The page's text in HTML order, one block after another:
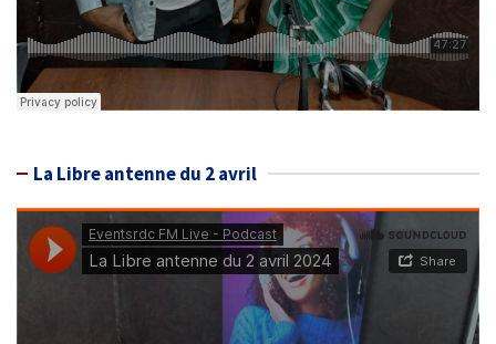
La Libre antenne du 2 avril